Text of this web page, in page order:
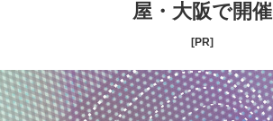
屋・大阪で開催
[PR]